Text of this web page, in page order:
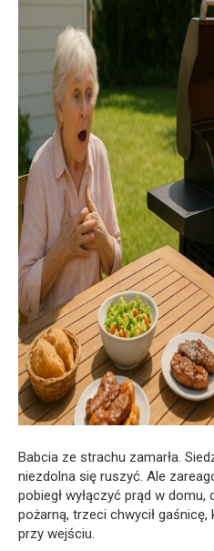
Babcia ze strachu zamarła.
niezdolna się ruszyć. Ale
pobiegł wyłączyć prąd w domu,
pożarną, trzeci chwycił
przy wejściu.